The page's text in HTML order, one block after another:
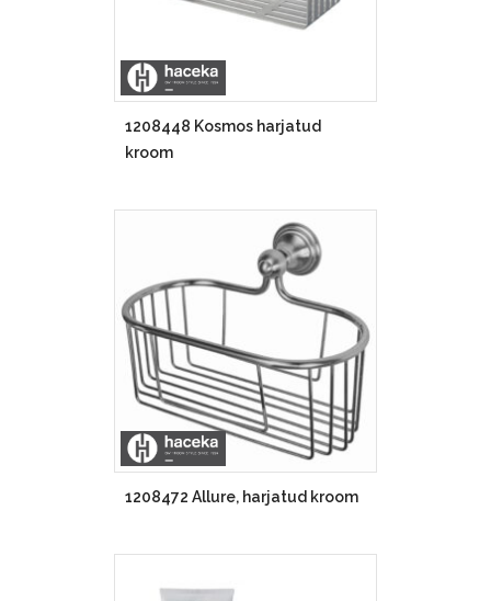
1208448 Kosmos harjatud
kroom
1208472 Allure, harjatud kroom